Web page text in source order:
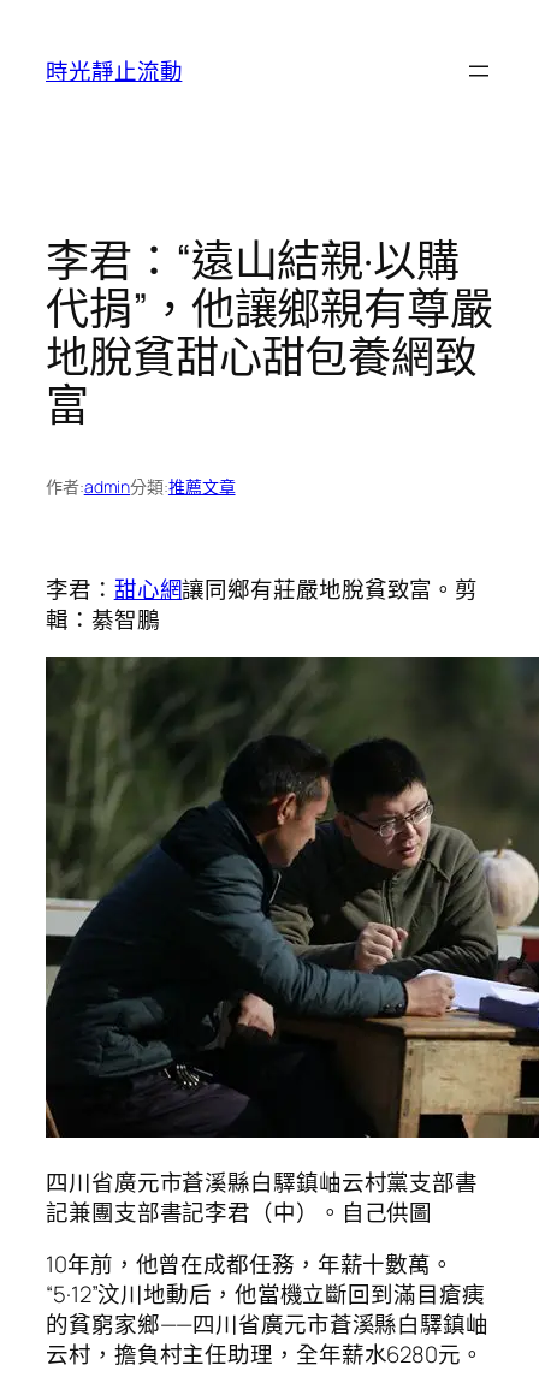
時光靜止流動
李君：“遠山結親·以購
代捐”，他讓鄉親有尊嚴
地脫貧甜心甜包養網致
富
作者:admin分類:推薦文章
李君： 甜心網讓同鄉有莊嚴地脫貧致富。剪
輯：綦智鵬
四川省廣元市蒼溪縣白驛鎮岫云村黨支部書
記兼團支部書記李君（中）。自己供圖
10年前，他曾在成都任務，年薪十數萬。
“5·12”汶川地動后，他當機立斷回到滿目瘡痍
的貧窮家鄉——四川省廣元市蒼溪縣白驛鎮岫
云村，擔負村主任助理，全年薪水6280元。